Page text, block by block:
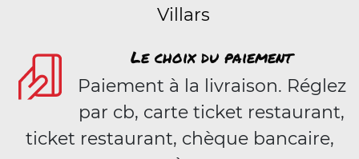
Villars
Le choix du paiement
Paiement à la livraison. Réglez
par cb, carte ticket restaurant,
ticket restaurant, chèque bancaire,